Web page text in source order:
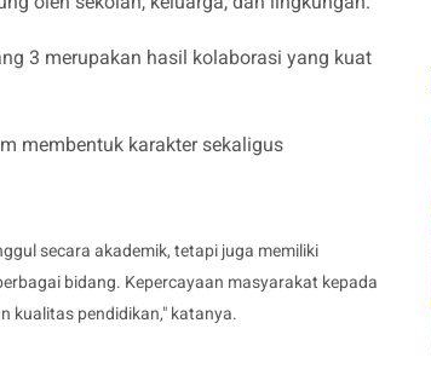
3 merupakan hasil kolaborasi yang kuat
membentuk karakter sekaligus
secara akademik, tetapi juga memiliki
bidang. Kepercayaan masyarakat kepada
kualitas pendidikan," katanya.